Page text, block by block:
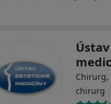
Chirurg,
chirurg